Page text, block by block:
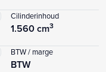
Cilinderinhoud
1.560 cm3
BTW / marge
BTW